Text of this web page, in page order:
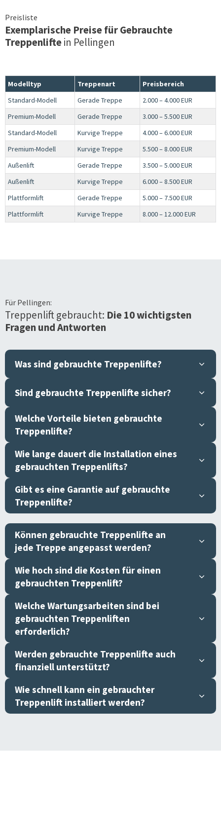
Preisliste
Exemplarische Preise für Gebrauchte
Treppenliftein Pellingen
Modelltyp Treppenart
Preisbereich
Standard-Modell
Gerade Treppe
2.000 – 4.000 EUR
Premium-Modell
Gerade Treppe
3.000 – 5.500 EUR
Standard-Modell
Kurvige Treppe
4.000 – 6.000 EUR
Premium-Modell
Kurvige Treppe
5.500 – 8.000 EUR
Außenlift
Gerade Treppe
3.500 – 5.000 EUR
Außenlift
Kurvige Treppe
6.000 – 8.500 EUR
Plattformlift
Gerade Treppe
5.000 – 7.500 EUR
Plattformlift
Kurvige Treppe 8.000 – 12.000 EUR
Für Pellingen:
Treppenlift gebraucht: Die 10 wichtigsten
Fragen und Antworten
Was sind gebrauchte Treppenlifte?
Sind gebrauchte Treppenlifte sicher?
Welche Vorteile bieten gebrauchte
Treppenlifte?
Wie lange dauert die Installation eines
gebrauchten Treppenlifts?
Gibt es eine Garantie auf gebrauchte
Treppenlifte?
Können gebrauchte Treppenlifte an
jede Treppe angepasst werden?
Wie hoch sind die Kosten für einen
gebrauchten Treppenlift?
Welche Wartungsarbeiten sind bei
gebrauchten Treppenliften
erforderlich?
Werden gebrauchte Treppenlifte auch
finanziell unterstützt?
Wie schnell kann ein gebrauchter
Treppenlift installiert werden?